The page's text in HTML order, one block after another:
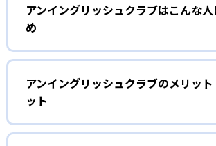
アンイングリッシュクラブでは、「英語を
する」ことを目標に、「英語耳」をつくる
行う。英語を「音」として覚えることを目
学校低学年向けのWhite〜Yellowクラスで
るだけたくさん聞くことに重点を置く。
フォニックス×ディクテーション
を強化
アンイングリッシュクラブはこんな
め
幼児
英語を「音」として吸収し
英語を「音」として覚えることを目標に、
Yellowクラスでは英語をできるだけたくさ
点を置く。
アンイングリッシュクラブのメリット
ット
どんなメリットがある?